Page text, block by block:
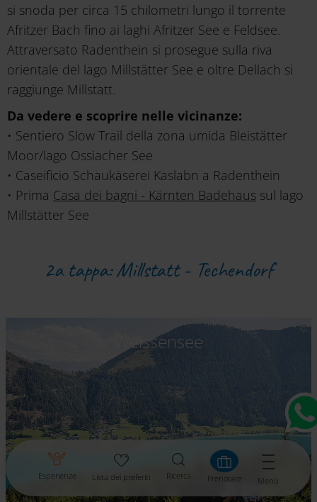
Esperienze Lista dei preferiti Ricerca Prenotare Menü
si snoda per circa 15 chilometri lungo il torrente
Afritzer Bach fino ai laghi Afritzer See e Feldsee.
Attraversato Radenthein si prosegue sulla riva
orientale del lago Millstätter See e oltre Dellach si
raggiunge Millstatt.
Da vedere e scoprire nelle vicinanze:
• Sentiero Slow Trail della zona umida Bleistätter
Moor/lago Ossiacher See
• Caseificio Schaukäserei Kaslabn a Radenthein
• Prima Casa dei bagni - Kärnten Badehaus sul lago
Millstätter See
2a tappa: Millstatt - Techendorf
Weissensee